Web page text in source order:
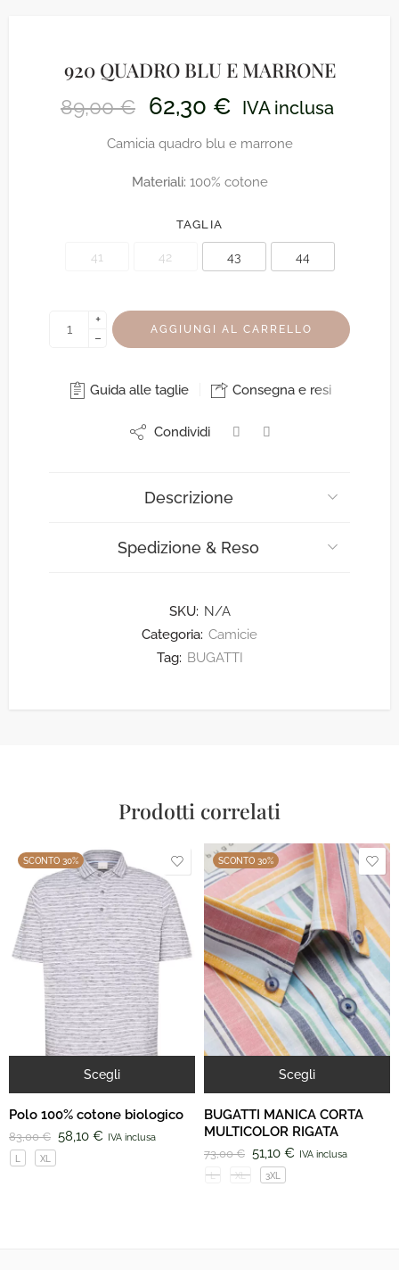
920 QUADRO BLU E MARRONE
89,00€ 62,30 € IVA inclusa
Camicia quadro blu e marrone
Materiali: 100% cotone
TAGLIA
41 42 43 44
+
−
AGGIUNGI AL CARRELLO
Guida alle taglie Consegna e resi
Condividi
Descrizione
Spedizione & Reso
SKU: N/A
Categoria: Camicie
Tag: BUGATTI
Prodotti correlati
SCONTO 30%
Scegli
Polo 100% cotone biologico
83,00€ 58,10 € IVA inclusa
XL
SCONTO 30%
Scegli
BUGATTI MANICA CORTA
MULTICOLOR RIGATA
73,00€ 51,10 € IVA inclusa
L XL 3XL